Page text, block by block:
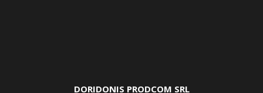
DORIDONIS PRODCOM SRL